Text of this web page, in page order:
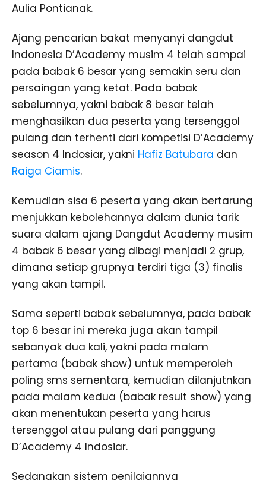
Aulia Pontianak.
Ajang pencarian bakat menyanyi dangdut
Indonesia D’Academy musim 4 telah sampai
pada babak 6 besar yang semakin seru dan
persaingan yang ketat. Pada babak
sebelumnya, yakni babak 8 besar telah
menghasilkan dua peserta yang tersenggol
pulang dan terhenti dari kompetisi D’Academy
season 4 Indosiar, yakni Hafiz Batubara dan
Raiga Ciamis.
Kemudian sisa 6 peserta yang akan bertarung
menjukkan kebolehannya dalam dunia tarik
suara dalam ajang Dangdut Academy musim
4 babak 6 besar yang dibagi menjadi 2 grup,
dimana setiap grupnya terdiri tiga (3) finalis
yang akan tampil.
Sama seperti babak sebelumnya, pada babak
top 6 besar ini mereka juga akan tampil
sebanyak dua kali, yakni pada malam
pertama (babak show) untuk memperoleh
poling sms sementara, kemudian dilanjutnkan
pada malam kedua (babak result show) yang
akan menentukan peserta yang harus
tersenggol atau pulang dari panggung
D’Academy 4 Indosiar.
Sedangkan sistem penilaiannya